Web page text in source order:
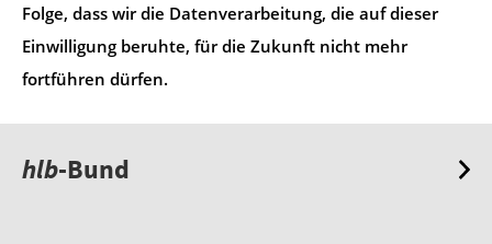
Folge, dass wir die Datenverarbeitung, die auf dieser
Einwilligung beruhte, für die Zukunft nicht mehr
fortführen dürfen.
hlb-Bund